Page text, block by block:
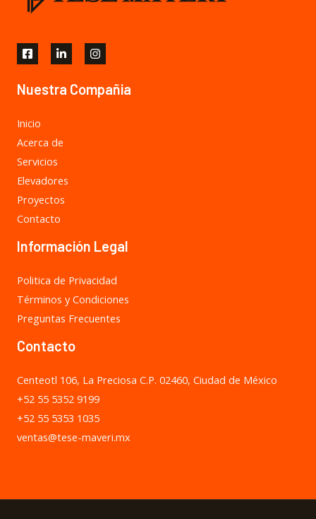
Nuestra Compañia
Inicio
Acerca de
Servicios
Elevadores
Proyectos
Contacto
Información Legal
Politica de Privacidad
Términos y Condiciones
Preguntas Frecuentes
Contacto
Centeotl 106, La Preciosa C.P. 02460, Ciudad de México
+52 55 5352 9199
+52 55 5353 1035
ventas@tese-maveri.mx